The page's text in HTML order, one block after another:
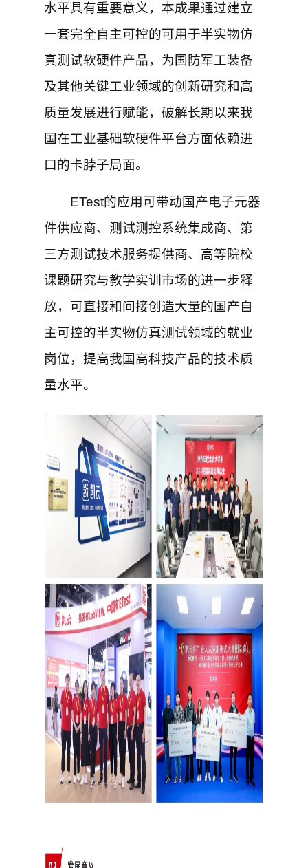
水平具有重要意义，本成果通过建立
一套完全自主可控的可用于半实物仿
真测试软硬件产品，为国防军工装备
及其他关键工业领域的创新研究和高
质量发展进行赋能，破解长期以来我
国在工业基础软硬件平台方面依赖进
口的卡脖子局面。
ETest的应用可带动国产电子元器
件供应商、测试测控系统集成商、第
三方测试技术服务提供商、高等院校
课题研究与教学实训市场的进一步释
放，可直接和间接创造大量的国产自
主可控的半实物仿真测试领域的就业
岗位，提高我国高科技产品的技术质
量水平。